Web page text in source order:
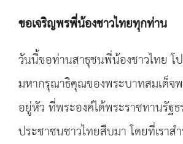
ขอเจริญพรพี่น้องชาวไทยทุกท่าน
วันนี้ขอท่านสาธุชนพี่น้องชาวไทย โ
มหากรุณาธิคุณของพระบาทสมเด็จพ
อยู่หัว ที่พระองค์ได้พระราชทานรัฐ
ประชาชนชาวไทยสืบมา โดยที่เรา